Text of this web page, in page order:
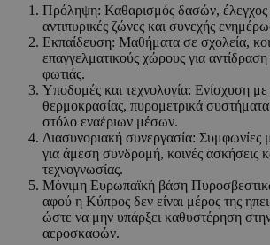
Πρόληψη: Καθαρισμός δασών,
αντιπυρικές ζώνες και συνεχής
Εκπαίδευση: Μαθήματα σε σχολεία,
επαγγελματικούς χώρους για
φωτιάς.
Υποδομές και τεχνολογία: Ενίσχυση
θερμοκρασίας, πυρομετρικά
στόλο εναέριων μέσων.
Διασυνοριακή συνεργασία: Συμφωνίες
για άμεση συνδρομή, κοινές ασκήσεις
τεχνογνωσίας.
Μόνιμη Ευρωπαϊκή βάση
αφού η Κύπρος δεν είναι μέρος της
ώστε να μην υπάρξει καθυστέρηση
αεροσκαφών.